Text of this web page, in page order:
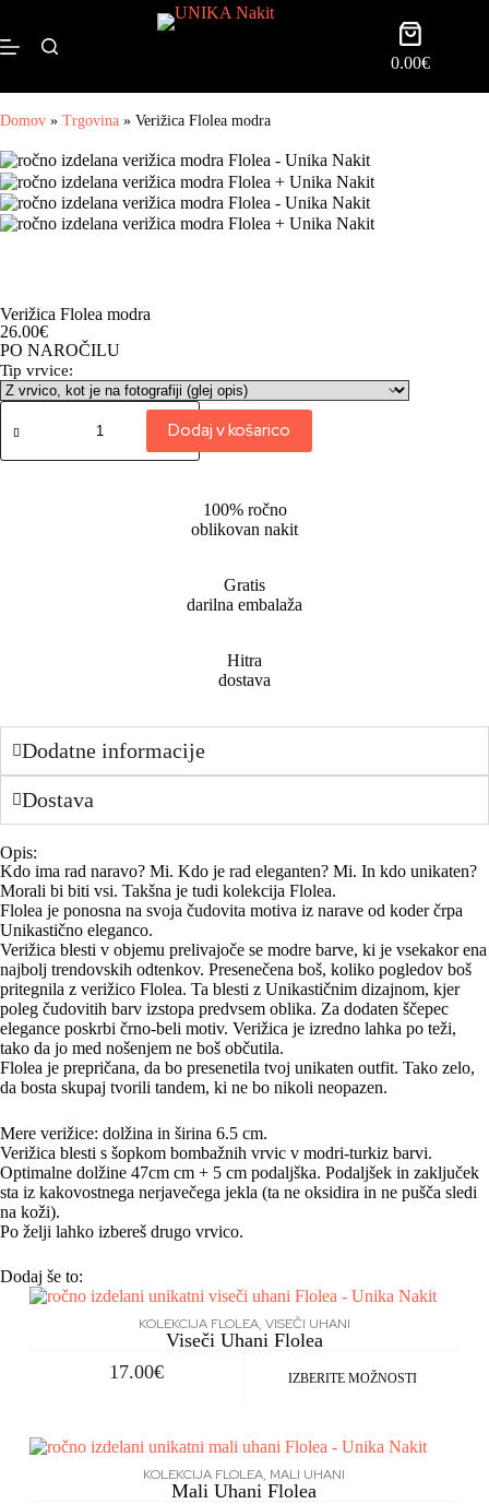
0.00€
Domov » Trgovina » Verižica Flolea modra
Verižica Flolea modra
26.00€
PO NAROČILU
Tip vrvice:
Dodaj v košarico
100% ročno
oblikovan nakit
Gratis
darilna embalaža
Hitra
dostava
Dodatne informacije
Dostava
Opis:
Kdo ima rad naravo? Mi. Kdo je rad eleganten? Mi. In kdo unikaten?
Morali bi biti vsi. Takšna je tudi kolekcija Flolea.
Flolea je ponosna na svoja čudovita motiva iz narave od koder črpa
Unikastično eleganco.
Verižica blesti v objemu prelivajoče se modre barve, ki je vsekakor ena
najbolj trendovskih odtenkov. Presenečena boš, koliko pogledov boš
pritegnila z verižico Flolea. Ta blesti z Unikastičnim dizajnom, kjer
poleg čudovitih barv izstopa predvsem oblika. Za dodaten ščepec
elegance poskrbi črno-beli motiv. Verižica je izredno lahka po teži,
tako da jo med nošenjem ne boš občutila.
Flolea je prepričana, da bo presenetila tvoj unikaten outfit. Tako zelo,
da bosta skupaj tvorili tandem, ki ne bo nikoli neopazen.
Mere verižice: dolžina in širina 6.5 cm.
Verižica blesti s šopkom bombažnih vrvic v modri-turkiz barvi.
Optimalne dolžine 47cm cm + 5 cm podaljška. Podaljšek in zaključek
sta iz kakovostnega nerjavečega jekla (ta ne oksidira in ne pušča sledi
na koži).
Po želji lahko izbereš drugo vrvico.
Dodaj še to:
KOLEKCIJA FLOLEA, VISEČI UHANI
Viseči Uhani Flolea
17.00€ IZBERITE MOŽNOSTI
KOLEKCIJA FLOLEA, MALI UHANI
Mali Uhani Flolea